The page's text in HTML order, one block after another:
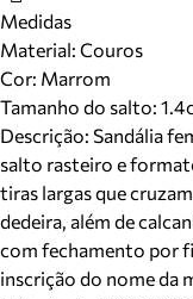
Medidas
Material: Couros
Cor: Marrom
Tamanho do salto:
Descrição: Sandália
salto rasteiro e
tiras largas que
dedeira, além de
com fechamento por
inscrição do nome da